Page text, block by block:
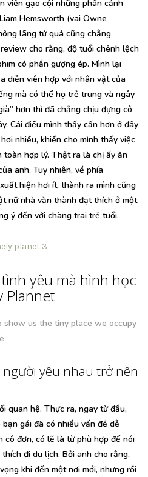
viên gạo cội những phân cảnh
Hemsworth (vai Owne
lãng tứ quá cũng chẳng
cho rằng, độ tuổi chênh lệch
có phần gượng ép. Mình lại
diễn viên hợp với nhân vật của
mà có thể họ trẻ trung và ngây
hơn thì đã chẳng chịu đựng cô
Cái điều mình thấy cấn hơn ở đây
nhiều, khiến cho mình thấy việc
hợp lý. Thật ra là chị ấy ăn
anh. Tuy nhiên, về phía
hiện hơi ít, thành ra mình cũng
nữ nhà văn thành đạt thích ở một
ý đến với chàng trai trẻ tuổi.
yêu mà hình học
Plannet
us the tiny place we occupy
yêu nhau trở nên
quan hệ. Thực ra, ngay từ đầu,
gái đã có nhiều vấn đề dễ
cô đơn, có lẽ là từ phù hợp để nói
đi du lịch. Bởi anh cho rằng,
khi đến một nơi mới, nhưng rồi